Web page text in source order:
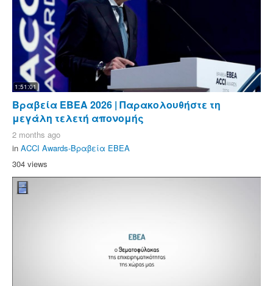
1:51:01
Βραβεία ΕΒΕΑ 2026 | Παρακολουθήστε τη
μεγάλη τελετή απονομής
2 months ago
in ACCI Awards-Βραβεία ΕΒΕΑ
304 views